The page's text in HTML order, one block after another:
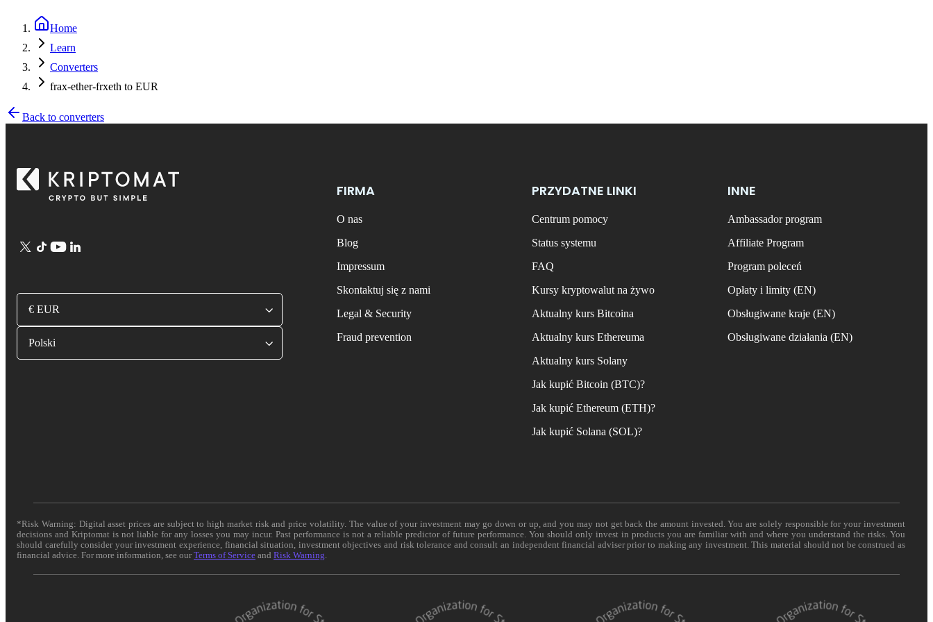
Home
Learn
Converters
frax-ether-frxeth to EUR
Back to converters
€ EUR
Polski
FIRMA
O nas
Blog
Impressum
Skontaktuj się z nami
Legal & Security
Fraud prevention
PRZYDATNE LINKI
Centrum pomocy
Status systemu
FAQ
Kursy kryptowalut na żywo
Aktualny kurs Bitcoina
Aktualny kurs Ethereuma
Aktualny kurs Solany
Jak kupić Bitcoin (BTC)?
Jak kupić Ethereum (ETH)?
Jak kupić Solana (SOL)?
INNE
Ambassador program
Affiliate Program
Program poleceń
Opłaty i limity (EN)
Obsługiwane kraje (EN)
Obsługiwane działania (EN)
*Risk Warning: Digital asset prices are subject to high market risk and price volatility. The value of your investment may go down or up, and you may not get back the amount invested. You are solely responsible for your investment
decisions and Kriptomat is not liable for any losses you may incur. Past performance is not a reliable predictor of future performance. You should only invest in products you are familiar with and where you understand the risks. You
should carefully consider your investment experience, financial situation, investment objectives and risk tolerance and consult an independent financial adviser prior to making any investment. This material should not be construed as
financial advice. For more information, see ourTerms of Service and Risk Warning